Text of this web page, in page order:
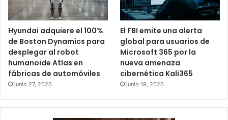
Hyundai adquiere el 100%
de Boston Dynamics para
desplegar al robot
humanoide Atlas en
fábricas de automóviles
junio 27, 2026
El FBI emite una alerta
global para usuarios de
Microsoft 365 por la
nueva amenaza
cibernética Kali365
junio 19, 2026